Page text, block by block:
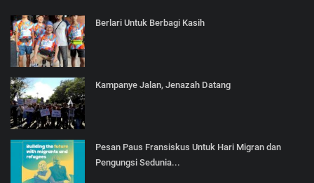
Berlari Untuk Berbagi Kasih
Kampanye Jalan, Jenazah Datang
Pesan Paus Fransiskus Untuk Hari Migran dan
Pengungsi Sedunia...